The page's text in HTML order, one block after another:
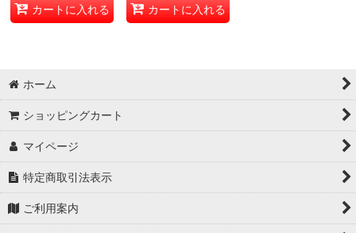
カートに入れる カートに入れる
ホーム
ショッピングカート
マイページ
特定商取引法表示
ご利用案内